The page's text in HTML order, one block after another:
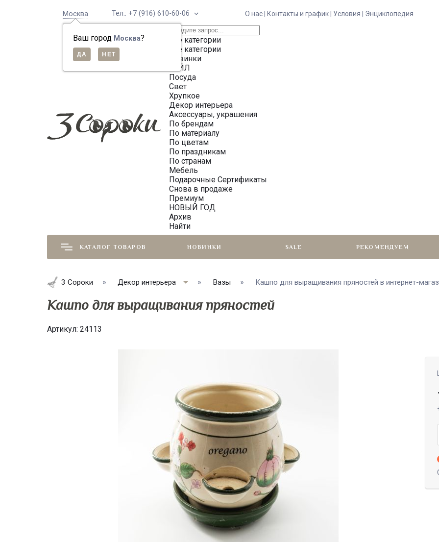
Москва
Ваш город Москва?
Тел.: +7 (916) 610-60-06 О нас | Контакты и график | Условия | Энциклопедия
Все категории
Все категории
Новинки
СЕЙЛ
Посуда
Свет
Хрупкое
Декор интерьера
Аксессуары, украшения
По брендам
По материалу
По цветам
По праздникам
По странам
Мебель
Подарочные Сертификаты
Снова в продаже
Премиум
НОВЫЙ ГОД
Архив
Найти
КАТАЛОГ ТОВАРОВ НОВИНКИ SALE РЕКОМЕНДУЕМ
3 Сороки Декор интерьера Вазы Кашпо для выращивания пряностей в интернет-
Кашпо для выращивания пряностей
Артикул: 24113